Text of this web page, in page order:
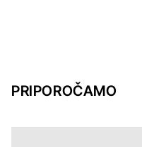
PRIPOROČAMO